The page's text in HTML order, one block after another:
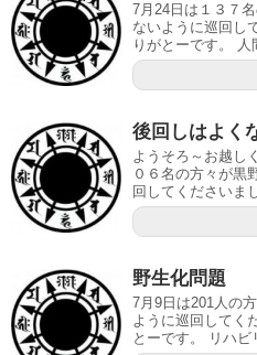
7月24日は１３７
ないように巡回し
りがとーです。 人
後回しはよく
ようそろ～お越し
０６名の方々が黒
回してくださいま
野生化問題
7月9日は201人の
ように巡回してく
とーです。 リハビ